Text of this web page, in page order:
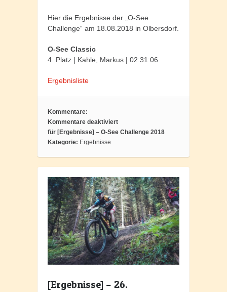
Hier die Ergebnisse der „O-See
Challenge“ am 18.08.2018 in Olbersdorf.
O-See Classic
4. Platz | Kahle, Markus | 02:31:06
Ergebnisliste
Kommentare:
Kommentare deaktiviert
für [Ergebnisse] – O-See Challenge 2018
Kategorie: Ergebnisse
[Ergebnisse] – 26.